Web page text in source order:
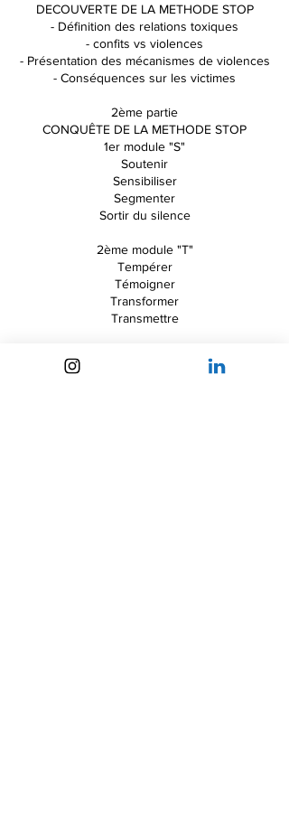
DECOUVERTE DE LA METHODE STOP
- Définition des relations toxiques
- confits vs violences
- Présentation des mécanismes de violences
- Conséquences sur les victimes
2ème partie
CONQUÊTE DE LA METHODE STOP
1er module "S"
Soutenir
Sensibiliser
Segmenter
Sortir du silence
2ème module "T"
Tempérer
Témoigner
Transformer
Transmettre